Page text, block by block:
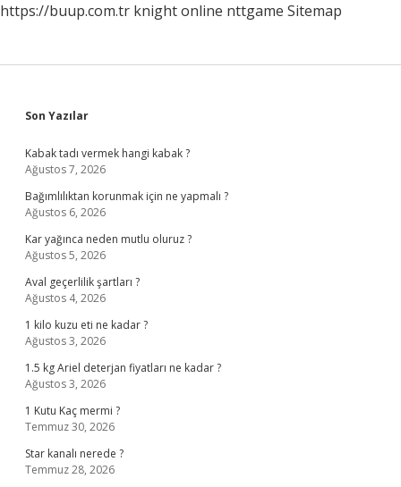
https://buup.com.tr knight online nttgame Sitemap
Sidebar
Son Yazılar
Kabak tadı vermek hangi kabak ?
Ağustos 7, 2026
Bağımlılıktan korunmak için ne yapmalı ?
Ağustos 6, 2026
Kar yağınca neden mutlu oluruz ?
Ağustos 5, 2026
Aval geçerlilik şartları ?
Ağustos 4, 2026
1 kilo kuzu eti ne kadar ?
Ağustos 3, 2026
1.5 kg Ariel deterjan fiyatları ne kadar ?
Ağustos 3, 2026
1 Kutu Kaç mermi ?
Temmuz 30, 2026
Star kanalı nerede ?
Temmuz 28, 2026